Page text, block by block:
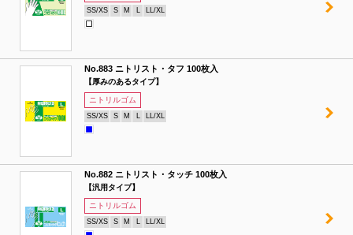
SS/XS S M L LL/XL
No.883 ニトリスト・タフ 100枚入
【厚みのあるタイプ】
ニトリルゴム
SS/XS S M L LL/XL
No.882 ニトリスト・タッチ 100枚入
【汎用タイプ】
ニトリルゴム
SS/XS S M L LL/XL